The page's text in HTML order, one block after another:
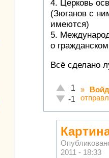
4. Церковь
(Зюганов с
имеются)
5.
о
Всё сделано
Отлично!
1
Неадекватно!
-1
»
2011 - 18:33